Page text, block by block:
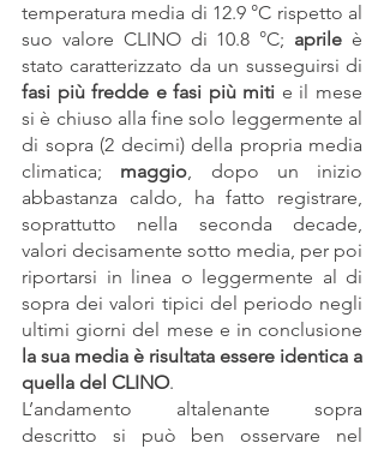
temperatura media di 12.9 °C rispetto al
suo valore CLINO di 10.8 °C; aprile è
fasi più fredde e fasi più miti e il mese
si è chiuso alla fine solo leggermente al
di sopra (2 decimi) della propria media
climatica; maggio, dopo un inizio
abbastanza caldo, ha fatto registrare,
soprattutto nella seconda decade,
valori decisamente sotto media, per poi
riportarsi in linea o leggermente al di
sopra dei valori tipici del periodo negli
la sua media è risultata essere identica a
quella del CLINO.
L’andamento altalenante sopra
descritto si può ben osservare nel